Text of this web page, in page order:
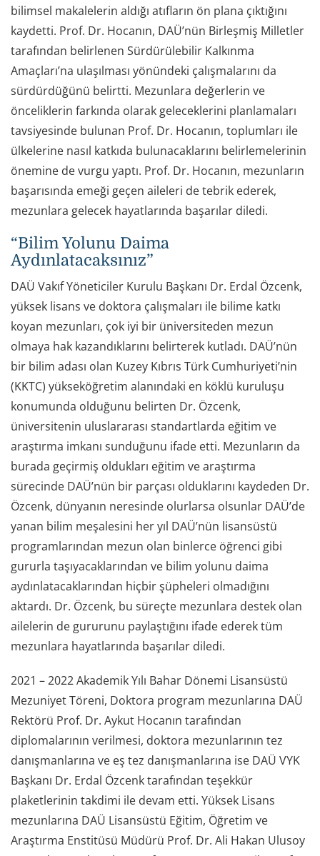
bilimsel makalelerin aldığı atıfların ön plana çıktığını
kaydetti. Prof. Dr. Hocanın, DAÜ’nün Birleşmiş Milletler
tarafından belirlenen Sürdürülebilir Kalkınma
Amaçları’na ulaşılması yönündeki çalışmalarını da
sürdürdüğünü belirtti. Mezunlara değerlerin ve
önceliklerin farkında olarak geleceklerini planlamaları
tavsiyesinde bulunan Prof. Dr. Hocanın, toplumları ile
ülkelerine nasıl katkıda bulunacaklarını belirlemelerinin
önemine de vurgu yaptı. Prof. Dr. Hocanın, mezunların
başarısında emeği geçen aileleri de tebrik ederek,
mezunlara gelecek hayatlarında başarılar diledi.
“Bilim Yolunu Daima
Aydınlatacaksınız”
DAÜ Vakıf Yöneticiler Kurulu Başkanı Dr. Erdal Özcenk,
yüksek lisans ve doktora çalışmaları ile bilime katkı
koyan mezunları, çok iyi bir üniversiteden mezun
olmaya hak kazandıklarını belirterek kutladı. DAÜ’nün
bir bilim adası olan Kuzey Kıbrıs Türk Cumhuriyeti’nin
(KKTC) yükseköğretim alanındaki en köklü kuruluşu
konumunda olduğunu belirten Dr. Özcenk,
üniversitenin uluslararası standartlarda eğitim ve
araştırma imkanı sunduğunu ifade etti. Mezunların da
burada geçirmiş oldukları eğitim ve araştırma
sürecinde DAÜ’nün bir parçası olduklarını kaydeden Dr.
Özcenk, dünyanın neresinde olurlarsa olsunlar DAÜ’de
yanan bilim meşalesini her yıl DAÜ’nün lisansüstü
programlarından mezun olan binlerce öğrenci gibi
gururla taşıyacaklarından ve bilim yolunu daima
aydınlatacaklarından hiçbir şüpheleri olmadığını
aktardı. Dr. Özcenk, bu süreçte mezunlara destek olan
ailelerin de gururunu paylaştığını ifade ederek tüm
mezunlara hayatlarında başarılar diledi.
2021 – 2022 Akademik Yılı Bahar Dönemi Lisansüstü
Mezuniyet Töreni, Doktora program mezunlarına DAÜ
Rektörü Prof. Dr. Aykut Hocanın tarafından
diplomalarının verilmesi, doktora mezunlarının tez
danışmanlarına ve eş tez danışmanlarına ise DAÜ VYK
Başkanı Dr. Erdal Özcenk tarafından teşekkür
plaketlerinin takdimi ile devam etti. Yüksek Lisans
mezunlarına DAÜ Lisansüstü Eğitim, Öğretim ve
Araştırma Enstitüsü Müdürü Prof. Dr. Ali Hakan Ulusoy